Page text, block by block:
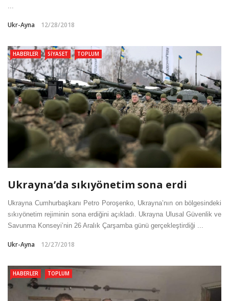
Ukr-Ayna 12/28/2018
HABERLER SIYASET TOPLUM
Ukrayna’da sıkıyönetim sona erdi
Ukrayna Cumhurbaşkanı Petro Poroşenko, Ukrayna’nın on bölgesindeki
sıkıyönetim rejiminin sona erdiğini açıkladı. Ukrayna Ulusal Güvenlik ve
Savunma Konseyi’nin 26 Aralık Çarşamba günü gerçekleştirdiği ...
Ukr-Ayna 12/27/2018
HABERLER TOPLUM